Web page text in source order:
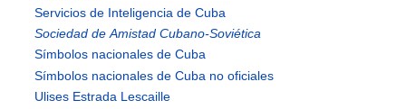
Servicios de Inteligencia de Cuba
Sociedad de Amistad Cubano-Soviética
Símbolos nacionales de Cuba
Símbolos nacionales de Cuba no oficiales
Ulises Estrada Lescaille